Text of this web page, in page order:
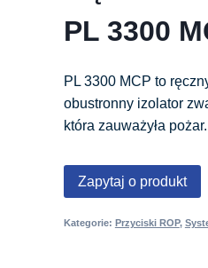
PL 3300
PL 3300 MCP to
obustronny izolator
która zauważyła
Zapytaj o produkt
Kategorie: Przyciski ROP,